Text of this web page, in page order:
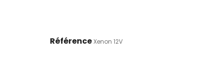
RéférenceXenon 12V